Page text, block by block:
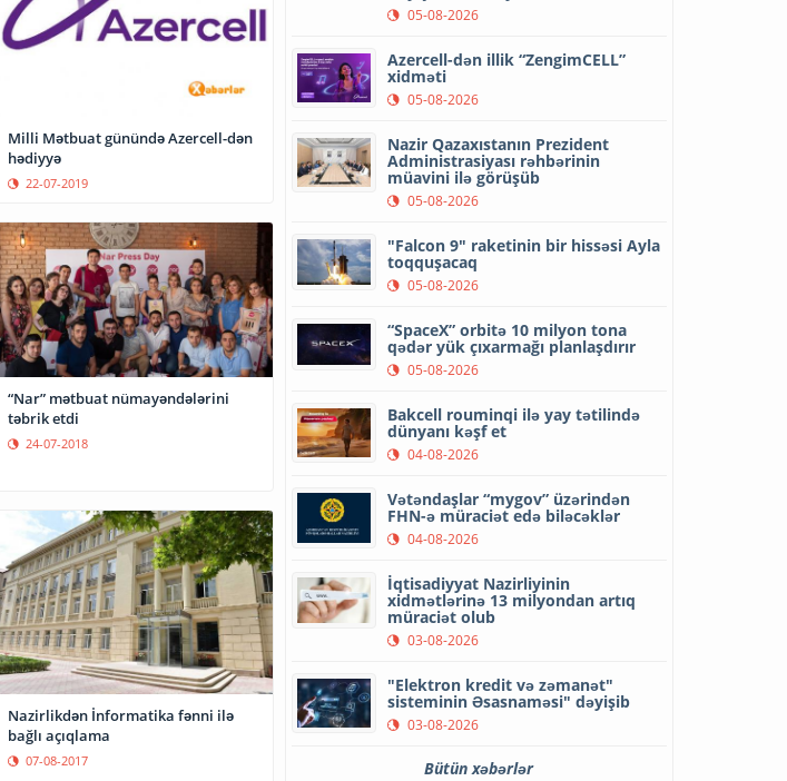
Milli Mətbuat günündə Azercell-dən
hədiyyə
22-07-2019
“Nar” mətbuat nümayəndələrini
təbrik etdi
24-07-2018
Nazirlikdən İnformatika fənni ilə
bağlı açıqlama
07-08-2017
05-08-2026
Azercell-dən illik “ZengimCELL”
xidməti
05-08-2026
Nazir Qazaxıstanın Prezident
Administrasiyası rəhbərinin
müavini ilə görüşüb
05-08-2026
"Falcon 9" raketinin bir hissəsi Ayla
toqquşacaq
05-08-2026
“SpaceX” orbitə 10 milyon tona
qədər yük çıxarmağı planlaşdırır
05-08-2026
Bakcell rouminqi ilə yay tətilində
dünyanı kəşf et
04-08-2026
Vətəndaşlar “mygov” üzərindən
FHN-ə müraciət edə biləcəklər
04-08-2026
İqtisadiyyat Nazirliyinin
xidmətlərinə 13 milyondan artıq
müraciət olub
03-08-2026
"Elektron kredit və zəmanət"
sisteminin Əsasnaməsi" dəyişib
03-08-2026
Bütün xəbərlər